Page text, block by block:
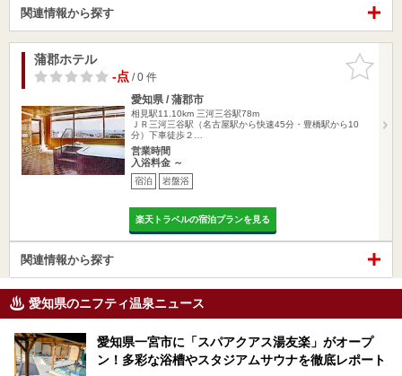
関連情報から探す
お気に入
りに追加
蒲郡ホテル
-点/ 0 件
愛知県 / 蒲郡市
相見駅11.10km 三河三谷駅78m
ＪＲ三河三谷駅（名古屋駅から快速45分・豊橋駅から10
分）下車徒歩２…
営業時間
入浴料金 ～
宿泊 岩盤浴
楽天トラベルの宿泊プランを見る
関連情報から探す
愛知県のニフティ温泉ニュース
愛知県一宮市に「スパアクアス湯友楽」がオープ
ン！多彩な浴槽やスタジアムサウナを徹底レポート